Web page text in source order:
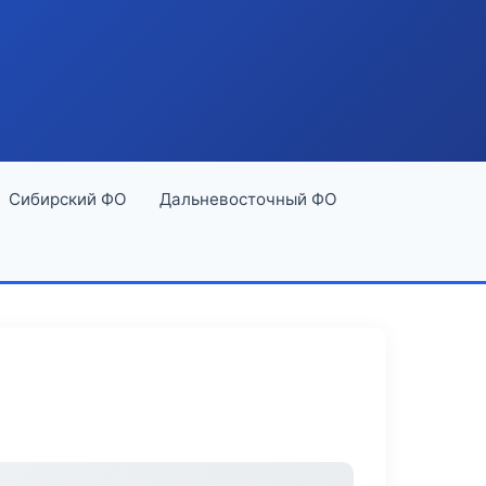
Сибирский ФО Дальневосточный ФО